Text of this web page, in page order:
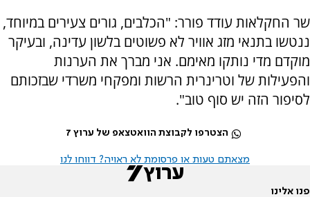
שר החקלאות עודד פורר: "הכלבים, גורים צעירים במיוחד,
ננטשו בתנאי מזג אוויר לא פשוטים בלשון עדינה, ובעיקר
מוקדם מדי נותקו מאימם. אני מברך את הערנות
והפעילות של וטרינרית הרשות ומפקחי משרדי שבזכותם
לסיפור הזה יש סוף טוב".
הצטרפו לקבוצת הוואטצאפ של ערוץ 7
מצאתם טעות או פרסומת לא ראויה? דווחו לנו
פנו אלינו